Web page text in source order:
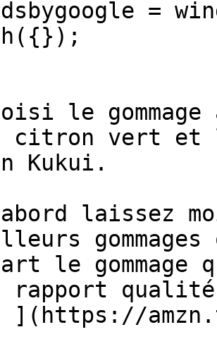
le
citron vert et
Kukui.
laissez
le gommage
](https://